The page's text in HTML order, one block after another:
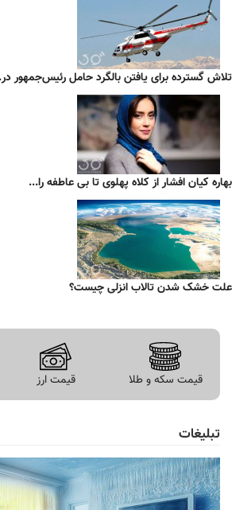
تلاش گسترده برای یافتن بالگرد حامل رئیس‌جمهور
بهاره کیان افشار از کلاه پهلوی تا بی عاطفه را...
علت خشک شدن تالاب انزلی چیست؟
قیمت سکه و طلا قیمت ارز
تبلیغات